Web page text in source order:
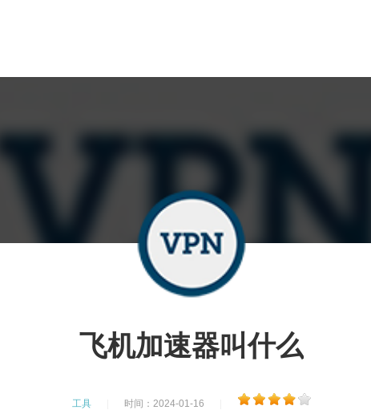
飞机加速器叫什么
工具 时间：2024-01-16